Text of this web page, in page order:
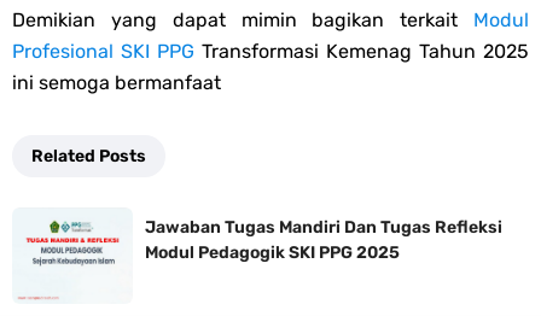
Demikian yang dapat mimin bagikan terkait Modul
Profesional SKI PPG Transformasi Kemenag Tahun 2025
ini semoga bermanfaat
Related Posts
Jawaban Tugas Mandiri Dan Tugas Refleksi
Modul Pedagogik SKI PPG 2025